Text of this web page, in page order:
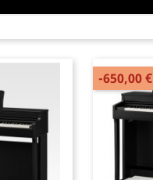
-650,00 €